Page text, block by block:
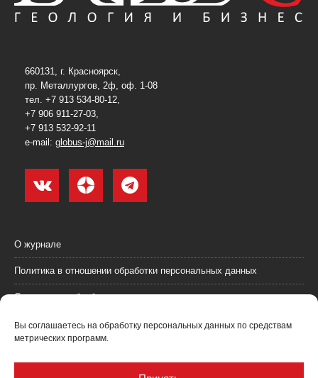
Вы соглашаетесь на обработку персональных данных по средствам
метрических программ.
660131, г. Красноярск,
пр. Металлургов, 2ф, оф. 1-08
тел. +7 913 534-80-12,
+7 906 911-27-03,
+7 913 532-92-11
e-mail: globus-j@mail.ru
О журнале
Политика в отношении обработки персональных данных
Согласие на обработку персональных данных
Пользовательское соглашение (оферта)